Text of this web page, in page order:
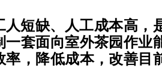
短缺、人工成本高
套面向室外茶园作
，降低成本，改善